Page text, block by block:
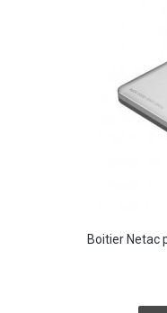
Boitier Netac